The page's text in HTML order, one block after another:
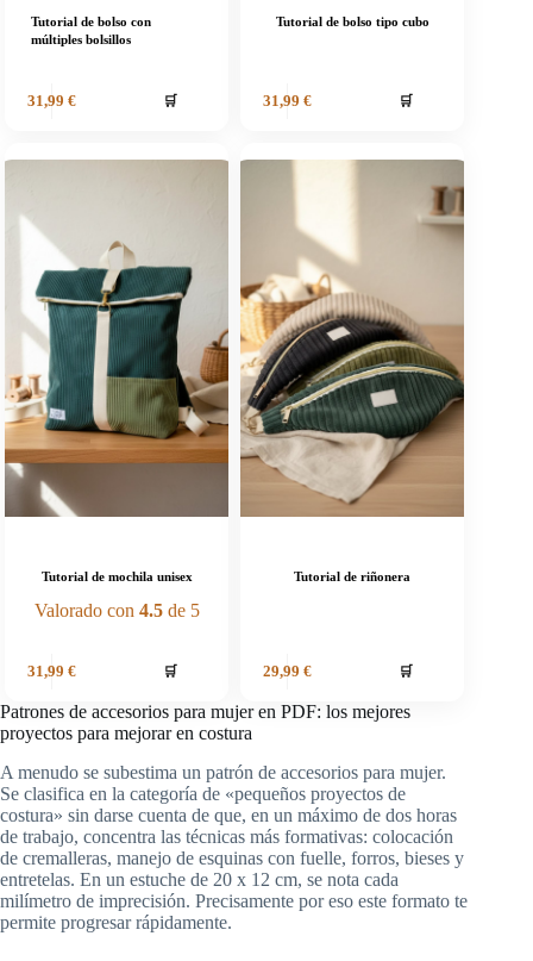
Tutorial de bolso con
múltiples bolsillos
31,99 € 🛒
Tutorial de bolso tipo cubo
31,99 € 🛒
Tutorial de mochila unisex
Valorado con 4.5de 5
31,99 € 🛒
Tutorial de riñonera
29,99 €
🛒
Patrones de accesorios para mujer en PDF: los mejores
proyectos para mejorar en costura
A menudo se subestima un patrón de accesorios para mujer.
Se clasifica en la categoría de «pequeños proyectos de
costura» sin darse cuenta de que, en un máximo de dos horas
de trabajo, concentra las técnicas más formativas: colocación
de cremalleras, manejo de esquinas con fuelle, forros, bieses y
entretelas. En un estuche de 20 x 12 cm, se nota cada
milímetro de imprecisión. Precisamente por eso este formato te
permite progresar rápidamente.